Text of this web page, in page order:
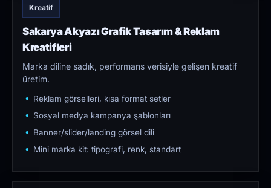
Kreatif
Sakarya Akyazı Grafik Tasarım & Reklam
Kreatifleri
Marka diline sadık, performans verisiyle gelişen kreatif
üretim.
Reklam görselleri, kısa format setler
Sosyal medya kampanya şablonları
Banner/slider/landing görsel dili
Mini marka kit: tipografi, renk, standart